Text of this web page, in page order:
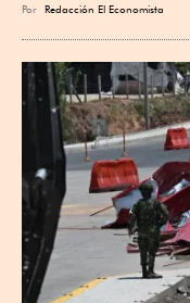
Por Redacción El Economista